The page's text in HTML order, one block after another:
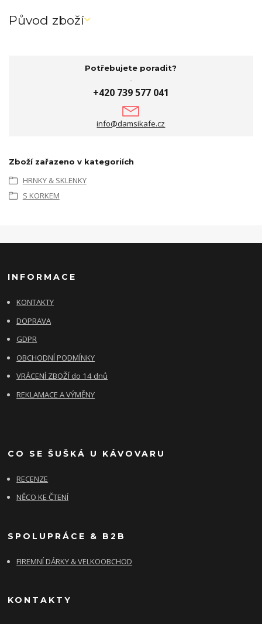
Původ zboží
Potřebujete poradit?
+420 739 577 041
info@damsikafe.cz
Zboží zařazeno v kategoriích
HRNKY & SKLENKY
S KORKEM
INFORMACE
KONTAKTY
DOPRAVA
GDPR
OBCHODNÍ PODMÍNKY
VRÁCENÍ ZBOŽÍ do 14 dnů
REKLAMACE A VÝMĚNY
CO SE ŠUŠKÁ U KÁVOVARU
RECENZE
NĚCO KE ČTENÍ
SPOLUPRÁCE & B2B
FIREMNÍ DÁRKY & VELKOOBCHOD
KONTAKTY